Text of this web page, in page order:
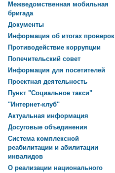
Межведомственная мобильная
бригада
Документы
Информация об итогах проверок
Противодействие коррупции
Попечительский совет
Информация для посетителей
Проектная деятельность
Пункт "Социальное такси"
"Интернет-клуб"
Актуальная информация
Досуговые объединения
Система комплексной
реабилитации и абилитации
инвалидов
О реализации национального